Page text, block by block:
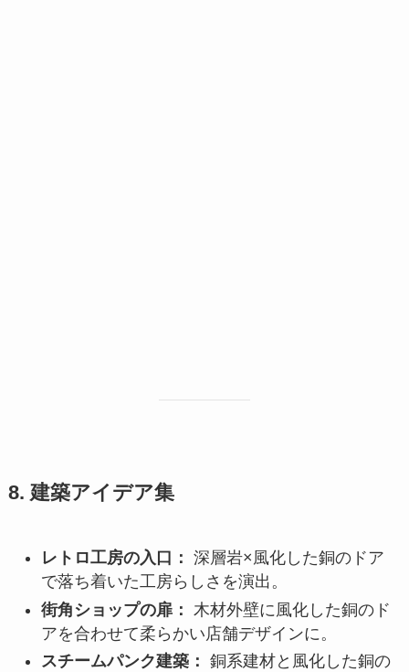
8. 建築アイデア集
レトロ工房の入口： 深層岩×風化した銅のドア
で落ち着いた工房らしさを演出。
街角ショップの扉：
木材外壁に風化した銅のド
アを合わせて柔らかい店舗デザインに。
スチームパンク建築： 銅系建材と風化した銅の